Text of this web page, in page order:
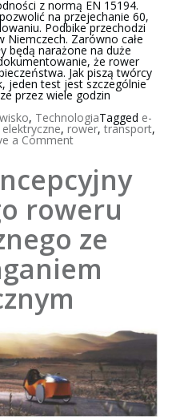
z normą EN 15194.
na przejechanie 60,
Podbike przechodzi
Zarówno całe
będą narażone na duże
że rower
Jak piszą twórcy
jeden test jest szczególnie
przez wiele godzin
, TechnologiaTagged e-
, rower, transport,
a Commenton
Podride
–
Dwa
pojazdy
elektryczne
bazie
roweru.
roweru
ze